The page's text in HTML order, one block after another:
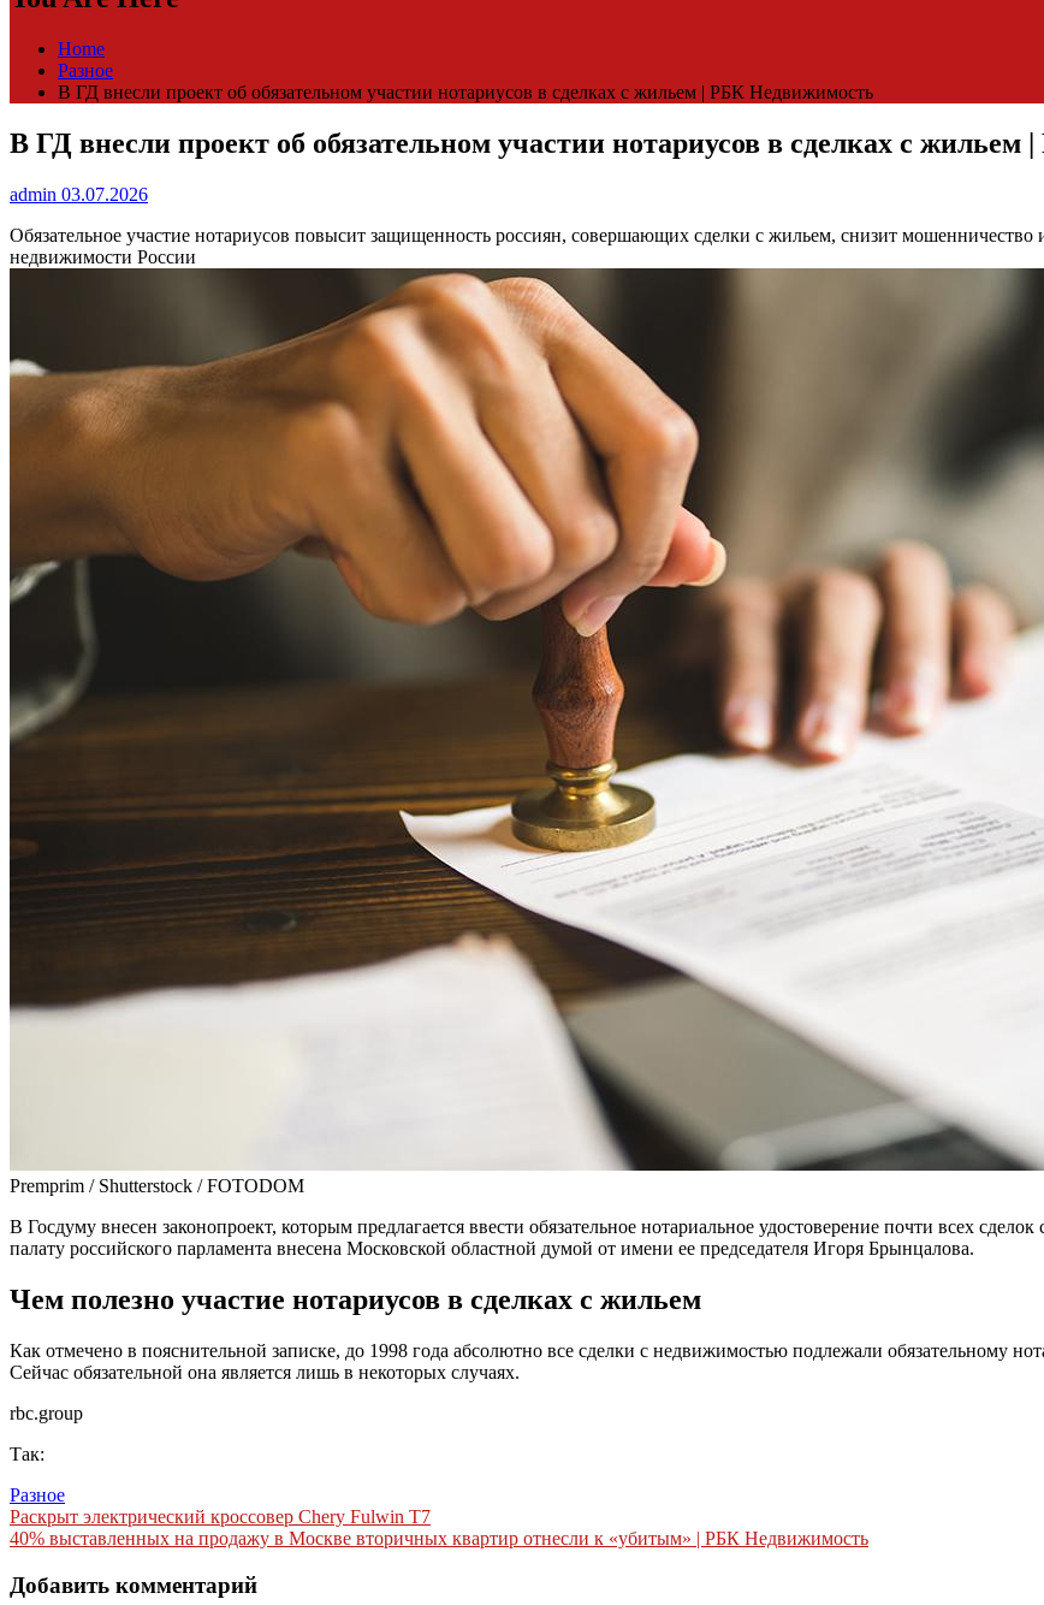
Home
Разное
В ГД внесли проект об обязательном участии нотариусов в сделках с жильем | РБК Недвижимость
В ГД внесли проект об обязательном участии нотариусов в сделках с
admin 03.07.2026
Обязательное участие нотариусов повысит защищенность россиян, совершающих сделки с жильем, снизит
недвижимости России
Premprim / Shutterstock / FOTODOM
В Госдуму внесен законопроект, которым предлагается ввести обязательное нотариальное удостоверение почти всех
палату российского парламента внесена Московской областной думой от имени ее председателя Игоря Брынцалова.
Чем полезно участие нотариусов в сделках с жильем
Как отмечено в пояснительной записке, до 1998 года абсолютно все сделки с недвижимостью подлежали обязательному
Сейчас обязательной она является лишь в некоторых случаях.
rbc.group
Так:
Разное
Навигация
по
записям
Раскрыт электрический кроссовер Chery Fulwin T7
40% выставленных на продажу в Москве вторичных квартир отнесли к «убитым» | РБК Недвижимость
Добавить комментарий